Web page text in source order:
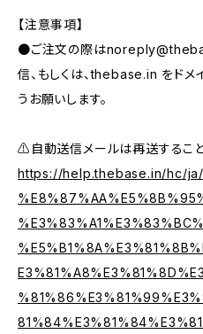
【注意事項】
●ご注文の際は
信、もしくは、thebase.in をド
うお願いします。
⚠️自動送信メールは再送すること
https://help.thebase.in/hc/